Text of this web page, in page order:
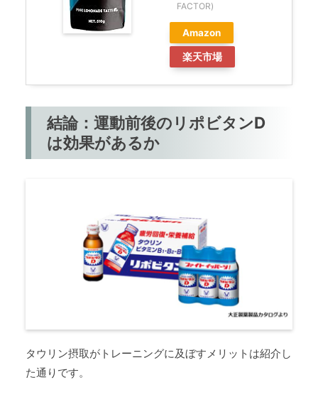
FACTOR)
Amazon
楽天市場
結論：運動前後のリポビタンD
は効果があるか
タウリン摂取がトレーニングに及ぼすメリットは紹介し
た通りです。